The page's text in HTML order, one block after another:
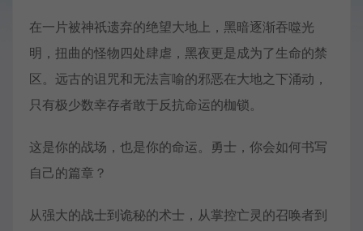
在一片被神祇遗弃的绝望大地上，黑暗逐渐吞噬光
明，扭曲的怪物四处肆虐，黑夜更是成为了生命的禁
区。远古的诅咒和无法言喻的邪恶在大地之下涌动，
只有极少数幸存者敢于反抗命运的枷锁。
这是你的战场，也是你的命运。勇士，你会如何书写
自己的篇章？
从强大的战士到诡秘的术士，从掌控亡灵的召唤者到